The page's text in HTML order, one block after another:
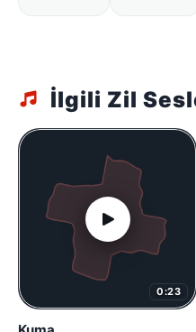
İlgili Zil
0:23